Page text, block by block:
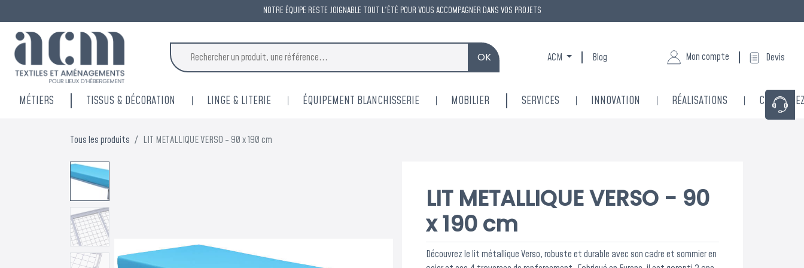
NOTRE ÉQUIPE RESTE JOIGNABLE TOUT L'ÉTÉ POUR VOUS ACCOMPAGNER DANS VOS PROJETS
OK ACM Blog Mon compte Devis
MÉTIERS TISSUS & DÉCORATION LINGE & LITERIE ÉQUIPEMENT BLANCHISSERIE MOBILIER SERVICES INNOVATION RÉALISATIONS
Tous les produits LIT METALLIQUE VERSO - 90 x 190 cm
LIT METALLIQUE VERSO - 90
x 190 cm
Découvrez le lit métallique Verso, robuste et durable avec son cadre et sommier en
ACM reste à votre écoute
tout l'été
Une permanence est assurée tout l'été pour répondre à vos demandes et vous